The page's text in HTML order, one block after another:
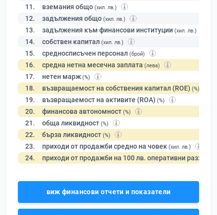
11. вземания общо (хил. лв.)
12. задължения общо (хил. лв.)
13. задължения към финансови институции (хил. лв.)
14. собствен капитал (хил. лв.)
15. средносписъчен персонал (брой)
16. средна нетна месечна заплата (лева)
17. нетен марж (%)
18. възвращаемост на собствения капитал (ROE) (%)
19. възвращаемост на активите (ROA) (%)
20. финансова автономност (%)
21. обща ликвидност (%)
22. бърза ликвидност (%)
23. приходи от продажби средно на човек (хил. лв.)
24. приходи от продажби на 100 лв. оперативни разходи
виж финансови отчети и показатели